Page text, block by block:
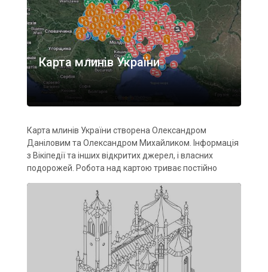
Карта млинів України
Карта млинів України створена Олександром
Даніловим та Олександром Михайликом. Інформація
з Вікіпедії та інших відкритих джерел, і власних
подорожей. Робота над картою триває постійно